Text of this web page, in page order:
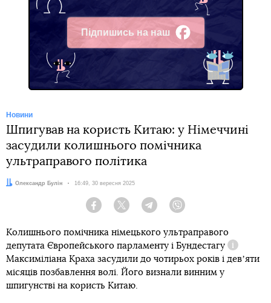
Підпишись на наш
Facebook
Новини
Шпигував на користь Китаю: у Німеччині
засудили колишнього помічника
ультраправого політика
Автор:
Олександр Булін Дата:
16:49, 30 вересня 2025
Facebook Twitter Telegram
Колишнього помічника німецького ультраправого
депутата Європейського парламенту і Бундестагу
Довідка
Максиміліана Краха засудили до чотирьох років і девʼяти
місяців позбавлення волі. Його визнали винним у
шпигунстві на користь Китаю.